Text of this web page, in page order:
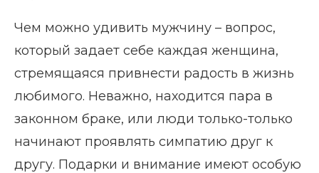
Чем можно удивить мужчину – вопрос,
который задает себе каждая женщина,
стремящаяся привнести радость в жизнь
любимого. Неважно, находится пара в
законном браке, или люди только-только
начинают проявлять симпатию друг к
другу. Подарки и внимание имеют особую